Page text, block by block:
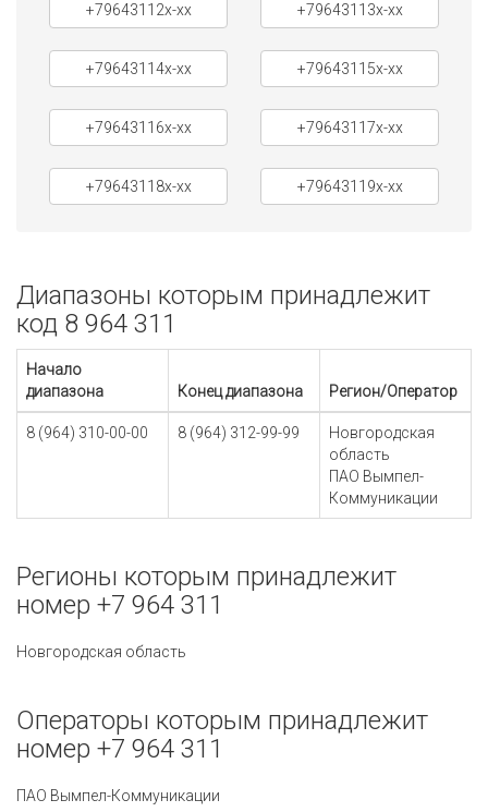
+79643112x-xx +79643113x-xx
+79643114x-xx +79643115x-xx
+79643116x-xx +79643117x-xx
+79643118x-xx +79643119x-xx
Диапазоны которым принадлежит
код 8 964 311
Начало
диапазона
Конец диапазона Регион/Оператор
8 (964) 310-00-00 8 (964) 312-99-99
Новгородская
область
ПАО Вымпел-
Коммуникации
Регионы которым принадлежит
номер +7 964 311
Новгородская область
Операторы которым принадлежит
номер +7 964 311
ПАО Вымпел-Коммуникации